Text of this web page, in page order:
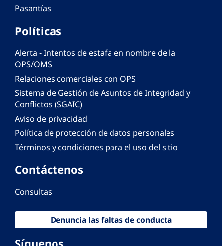
Pasantías
Políticas
Alerta - Intentos de estafa en nombre de la
OPS/OMS
Relaciones comerciales con OPS
Sistema de Gestión de Asuntos de Integridad y
Conflictos (SGAIC)
Aviso de privacidad
Política de protección de datos personales
Términos y condiciones para el uso del sitio
Contáctenos
Consultas
Denuncia las faltas de conducta
Síguenos